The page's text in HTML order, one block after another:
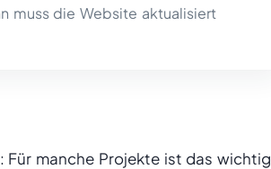
muss die Website aktualisiert
manche Projekte ist das wichtig